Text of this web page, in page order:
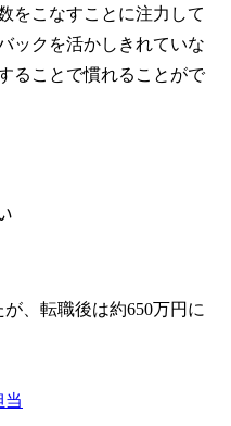
をこなすことに注力して
ックを活かしきれていな
ることで慣れることがで
、転職後は約650万円に
当